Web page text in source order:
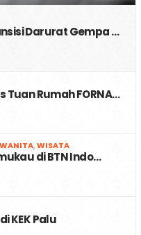
Darurat Gempa …
Tuan Rumah FORNA…
WANITA,WISATA
di BTN Indo…
KEK Palu